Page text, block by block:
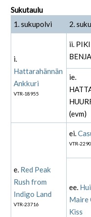
Sukutaulu
1. sukupolvi
2.
i.
Hattarahännän
Ankkuri
VTR-18955
ii.
ie.
(evm)
e. Red Peak
Rush from
Indigo Land
VTR-23716
ei.
VTR-
ee.
Maire
Kiss